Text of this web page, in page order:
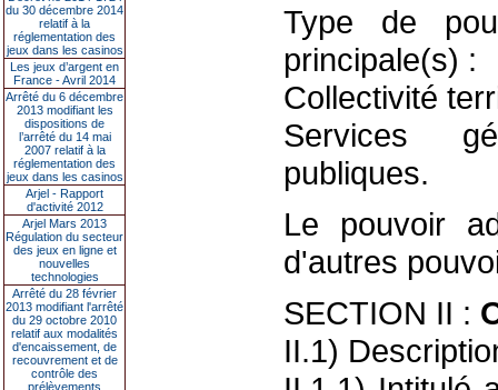
du 30 décembre 2014
relatif à la
réglementation des
jeux dans les casinos
Les jeux d’argent en
France - Avril 2014
Arrêté du 6 décembre
2013 modifiant les
dispositions de
l’arrêté du 14 mai
2007 relatif à la
réglementation des
jeux dans les casinos
Arjel - Rapport
d'activité 2012
Arjel Mars 2013
Régulation du secteur
des jeux en ligne et
nouvelles
technologies
Arrêté du 28 février
2013 modifiant l'arrêté
du 29 octobre 2010
relatif aux modalités
d'encaissement, de
recouvrement et de
contrôle des
prélèvements
Type de
principale(s) :
Collectivité
Services
publiques.
Le pouvoir
d'autres
SECTION II :
II.1)